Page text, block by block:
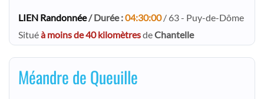
LIEN Randonnée/ Durée :04:30:00/ 63 - Puy-de-Dôme
Situéà moins de 40 kilomètresdeChantelle
Méandre de Queuille